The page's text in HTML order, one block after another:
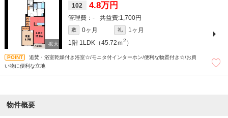
102 4.8万円
- 1,700円
敷 0ヶ月 礼
1ヶ月
1階 1LDK（45.72ｍ2 ）
追焚・浴室乾燥付き浴室☆/モニタ付インターホン/便利な物置付き☆/お買
い物に便利な立地
物件概要